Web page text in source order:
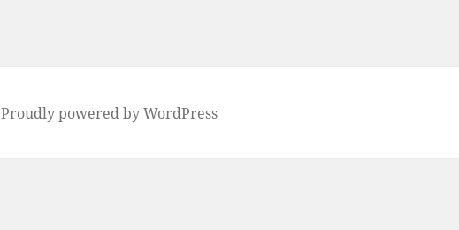
Proudly powered by WordPress